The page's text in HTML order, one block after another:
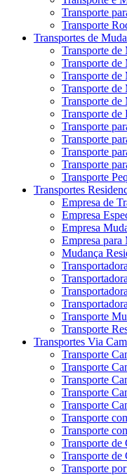
Transporte
Transporte
Transportes de
Transporte de
Transporte de
Transporte de
Transporte de
Transporte de
Transporte de
Transporte
Transporte
Transporte
Transporte
Transporte
Transportes
Empresa de
Empresa
Empresa
Empresa para
Mudança
Transporte
Transporte
Transportes Via
Transporte
Transporte
Transporte
Transporte
Transporte
Transporte
Transporte
Transporte de
Transporte de
Transporte